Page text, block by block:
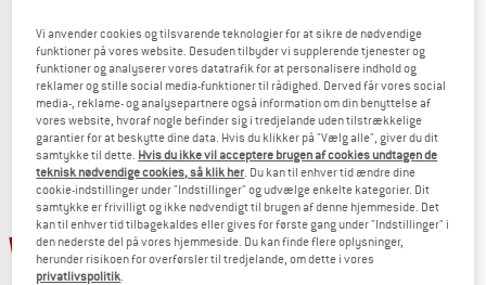
Spin
Stavgangsstave
74,95 €63,71 €
4,6(5)
Gummipuffer Walking
Stavgangsstave
9,95 € 8,46 €
5,0(3)
15% 19%
Vi anvender cookies og tilsvarende teknologier for at sikre de nødvendige
funktioner på vores website. Desuden tilbyder vi supplerende tjenester og
funktioner og analyserer vores datatrafik for at personalisere indhold og
reklamer og stille social media-funktioner til rådighed. Derved får vores social
media-, reklame- og analysepartnere også information om din benyttelse af
vores website, hvoraf nogle befinder sig i tredjelande uden tilstrækkelige
garantier for at beskytte dine data. Hvis du klikker på "Vælg alle", giver du dit
samtykke til dette. Hvis du ikke vil acceptere brugen af cookies undtagen de
teknisk nødvendige cookies, så klik her . Du kan til enhver tid ændre dine
cookie-indstillinger under "Indstillinger" og udvælge enkelte kategorier. Dit
samtykke er frivilligt og ikke nødvendigt til brugen af denne hjemmeside. Det
kan til enhver tid tilbagekaldes eller gives for første gang under "Indstillinger" i
den nederste del på vores hjemmeside. Du kan finde flere oplysninger,
herunder risikoen for overførsler til tredjelande, om dette i vores
privatlivspolitik